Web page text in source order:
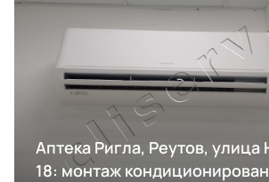
Аптека Ригла, Реутов, улица
18: монтаж